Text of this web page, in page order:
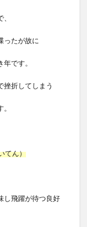
ったが故に
です。
挫折してしまう
てん）
し飛躍が待つ良好